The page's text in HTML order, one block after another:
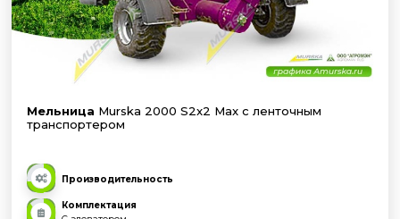
Мельница Murska 2000 S2x2 Max с ленточным
транспортером
Производительность
Комплектация